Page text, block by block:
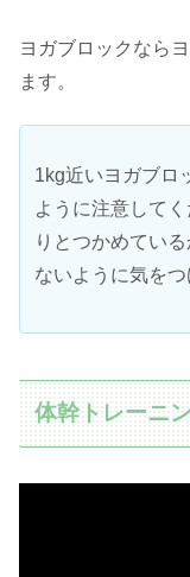
ヨガブロックなら
ます。
1kg近いヨガブロ
ように注意して
りとつかめてい
ないように気をつ
体幹トレーニ